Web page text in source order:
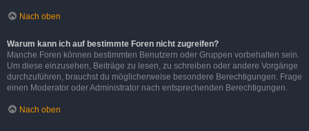
Nach oben
Warum kann ich auf bestimmte Foren nicht zugreifen?
Manche Foren können bestimmten Benutzern oder Gruppen vorbehalten sein.
Um diese einzusehen, Beiträge zu lesen, zu schreiben oder andere Vorgänge
durchzuführen, brauchst du möglicherweise besondere Berechtigungen. Frage
einen Moderator oder Administrator nach entsprechenden Berechtigungen.
Nach oben